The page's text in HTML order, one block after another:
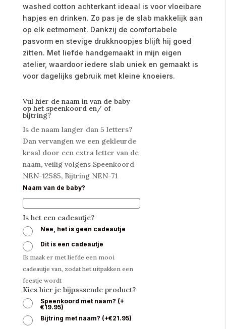
washed cotton achterkant ideaal is voor vloeibare
hapjes en drinken. Zo pas je de slab makkelijk aan
op elk eetmoment. Dankzij de comfortabele
pasvorm en stevige drukknoopjes blijft hij goed
zitten. Met liefde handgemaakt in mijn eigen
atelier, waardoor iedere slab uniek en gemaakt is
voor dagelijks gebruik met kleine knoeiers.
Vul hier de naam in van de baby
op het speenkoord en/ of
bijtring?
Is de naam langer dan 5 letters?
Dan vervangen we een gekleurde
kraal door een extra letter van de
naam, veilig volgens Speenkoord
NEN-12585, Bijtring NEN-71
Naam van de baby?
Is het een cadeautje?
Nee, het is geen cadeautje
Dit is een cadeautje
Ik maak er met liefde een mooi
cadeautje van, zodat het uitpakken een
feestje wordt
Kies hier je bijpassende product?
Speenkoord met naam? (+
€19.95)
Bijtring met naam? (+€21.95)